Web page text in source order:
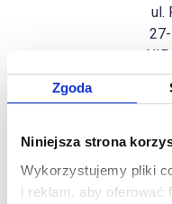
Zgoda
Niniejsza strona
Wykorzystujemy pliki
i reklam, aby oferować
ul.
NIP:
Wszelkie prawa
RealizacjaIdeo Force